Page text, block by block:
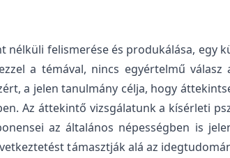
nélküli felismerése és produkálása,
a témával, nincs egyértelmű
a jelen tanulmány célja, hogy
Az áttekintő vizsgálatunk a kísérleti
az általános népességben is
támasztják alá az